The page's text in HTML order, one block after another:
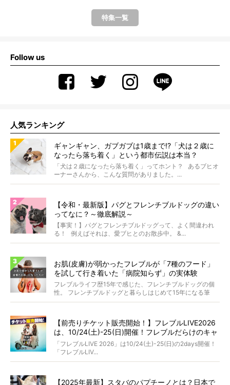
特集一覧
Follow us
人気ランキング
ギャンギャン、ガブガブは1歳まで!?「犬は２歳に
なったら落ち着く」という都市伝説は本当？
「犬は２歳になったら落ち着く」ってホント？ あるブヒオ
ーナーさんから、こんな質問がありました。...
【令和・最新版】パグとフレンチブルドッグの違い
ってなに？～徹底解説～
【事実！】パグとフレンチブルドッグって、よく間違われ
る！ 例えばそれは、愛ブヒとのお散歩中。 &...
お肌(皮膚)が弱かったフレブルが「7種のフード」
を試して行き着いた「病院知らず」の実体験
フレブルライフ歴15年で感じた、フレンチブルドッグの個
性。 フレンチブルドッグと暮らしはじめて15年になる筆
者...
【前売りチケット販売開始！】フレブルLIVE2026
は、10/24(土)-25(日)開催！フレブルだらけのキャ
ンプ・前夜祭・バスプランも新登場!?
「フレブルLIVE 2026」は10/24(土)-25(日)の2days開催！
「フレブルLIV...
【2025年最新】スタバのパプチーノとは？日本で